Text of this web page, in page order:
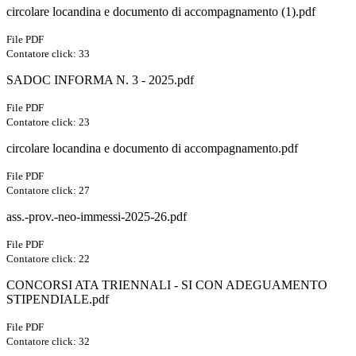
circolare locandina e documento di accompagnamento (1).pdf
File PDF
Contatore click: 33
SADOC INFORMA N. 3 - 2025.pdf
File PDF
Contatore click: 23
circolare locandina e documento di accompagnamento.pdf
File PDF
Contatore click: 27
ass.-prov.-neo-immessi-2025-26.pdf
File PDF
Contatore click: 22
CONCORSI ATA TRIENNALI - SI CON ADEGUAMENTO
STIPENDIALE.pdf
File PDF
Contatore click: 32